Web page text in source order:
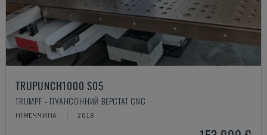
TRUPUNCH1000 S05
TRUMPF - ПУАНСОННИЙ ВЕРСТАТ CNC
НІМЕЧЧИНА 2018